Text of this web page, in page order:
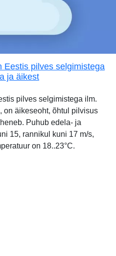
Eestis pilves selgimistega
ja äikest
pilves selgimistega ilm.
on äikeseoht, õhtul pilvisus
Puhub edela- ja
15, rannikul kuni 17 m/s,
on 18..23°C.